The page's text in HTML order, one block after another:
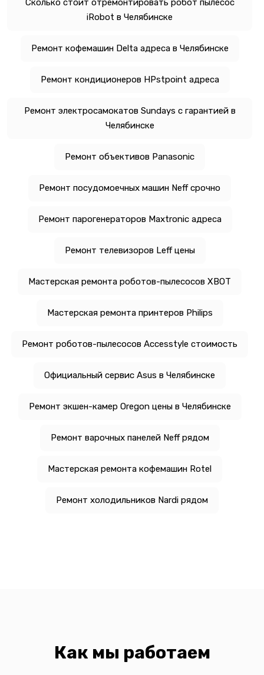
iRobot в Челябинске
Ремонт кофемашин Delta адреса в Челябинске
Ремонт кондиционеров HРѕtpoint адреса
Ремонт электросамокатов Sundays с гарантией в
Челябинске
Ремонт объективов Panasonic
Ремонт посудомоечных машин Neff срочно
Ремонт парогенераторов Maxtronic адреса
Ремонт телевизоров Leff цены
Мастерская ремонта роботов-пылесосов XBOT
Мастерская ремонта принтеров Philips
Ремонт роботов-пылесосов Accesstyle стоимость
Официальный сервис Asus в Челябинске
Ремонт экшен-камер Oregon цены в Челябинске
Ремонт варочных панелей Neff рядом
Мастерская ремонта кофемашин Rotel
Ремонт холодильников Nardi рядом
Как мы работаем